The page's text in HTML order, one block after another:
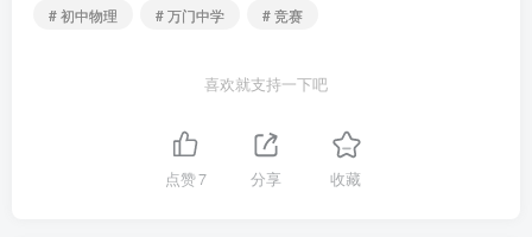
# 初中物理
# 万门中学 # 竞赛
喜欢就支持一下吧
点赞7 分享 收藏